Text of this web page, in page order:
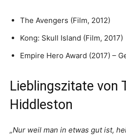
The Avengers (Film, 2012)
Kong: Skull Island (Film, 2017)
Empire Hero Award (2017) –
Lieblingszitate von
Hiddleston
„Nur weil man in etwas gut ist,